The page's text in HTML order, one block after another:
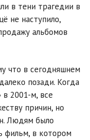
в тени трагедии в
не наступило,
альбомов
что в сегодняшнем
позади. Когда
в 2001-м, все
причин, но
Людям было
фильм, в котором